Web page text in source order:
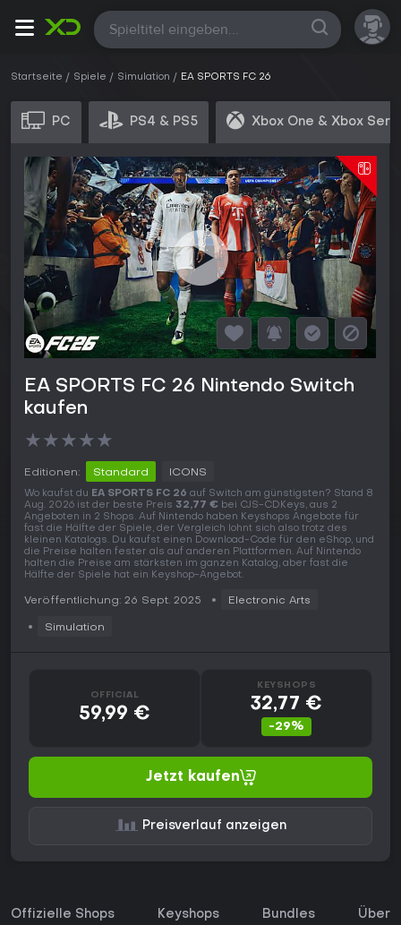
Alle
Startseite Spiele Simulation EA SPORTS FC 26
PC PS4 & PS5 Xbox One & Xbox
EA SPORTS FC 26 Nintendo Switch
kaufen
★★★★★
Editionen: Standard ICONS
Wo kaufst du EA SPORTS FC 26 auf Switch am günstigsten? Stand 8
Aug. 2026 ist der beste Preis 32,77 € bei CJS-CDKeys, aus 2
Angeboten in 2 Shops. Auf Nintendo haben Keyshops Angebote für
fast die Hälfte der Spiele, der Vergleich lohnt sich also trotz des
kleinen Katalogs. Du kaufst einen Download-Code für den eShop, und
die Preise halten fester als auf anderen Plattformen. Auf Nintendo
halten die Preise am stärksten im ganzen Katalog, aber fast die
Hälfte der Spiele hat ein Keyshop-Angebot.
Veröffentlichung: 26 Sept. 2025 Electronic Arts
Simulation
OFFICIAL
59,99 €
KEYSHOPS
32,77 €
-29%
Jetzt kaufen
Preisverlauf anzeigen
Offizielle Shops Keyshops Bundles Über